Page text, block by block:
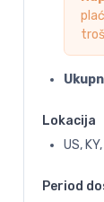
Lokacija
US,
Period